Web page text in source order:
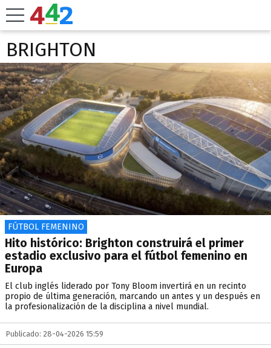
BRIGHTON
FÚTBOL FEMENINO
Hito histórico: Brighton construirá el primer
estadio exclusivo para el fútbol femenino en
Europa
El club inglés liderado por Tony Bloom invertirá en un recinto
propio de última generación, marcando un antes y un después en
la profesionalización de la disciplina a nivel mundial.
Publicado: 28-04-2026 15:59